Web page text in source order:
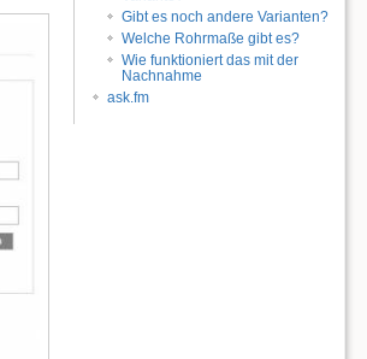
Gibt es noch andere Varianten?
Welche Rohrmaße gibt es?
Wie funktioniert das mit der
Nachnahme
ask.fm